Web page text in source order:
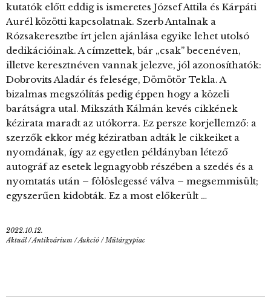
kutatók előtt eddig is ismeretes József Attila és Kárpáti
Aurél közötti kapcsolatnak. Szerb Antalnak a
Rózsakeresztbe írt jelen ajánlása egyike lehet utolsó
dedikációinak. A címzettek, bár „csak” becenéven,
illetve keresztnéven vannak jelezve, jól azonosíthatók:
Dobrovits Aladár és felesége, Dömötör Tekla. A
bizalmas megszólítás pedig éppen hogy a közeli
barátságra utal. Mikszáth Kálmán kevés cikkének
kézirata maradt az utókorra. Ez persze korjellemző: a
szerzők ekkor még kéziratban adták le cikkeiket a
nyomdának, így az egyetlen példányban létező
autográf az esetek legnagyobb részében a szedés és a
nyomtatás után – fölöslegessé válva – megsemmisült;
egyszerűen kidobták. Ez a most előkerült …
2022.10.12.
Aktuál/Antikvárium /Aukció /Műtárgypiac